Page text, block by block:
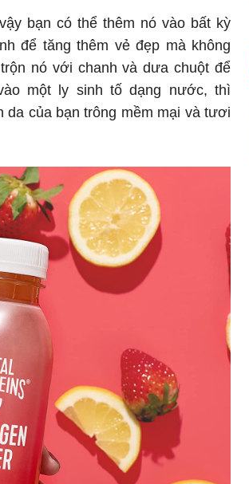
bạn có thể thêm nó vào bất kỳ
để tăng thêm vẻ đẹp mà không
nó với chanh và dưa chuột để
một ly sinh tố dạng nước, thì
da của bạn trông mềm mại và tươi